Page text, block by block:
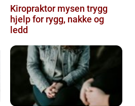
Kiropraktor mysen trygg
hjelp for rygg, nakke og
ledd